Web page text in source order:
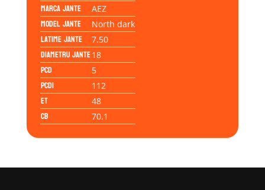
Marca jante
AEZ
Model jante North dark
Latime jante 7.50
Diametru jante18
PCD 5
PCD1 112
ET 48
CB 70.1